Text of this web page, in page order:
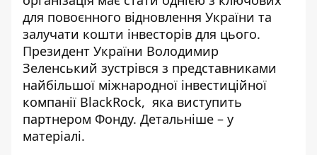
для повоєнного відновлення України та
залучати кошти інвесторів для цього.
Президент України Володимир
Зеленський зустрівся з представниками
найбільшої міжнародної інвестиційної
компанії BlackRock, яка виступить
партнером Фонду. Детальніше – у
матеріалі.